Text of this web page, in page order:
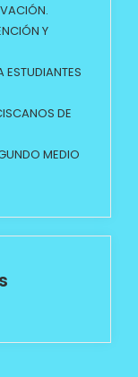
Y
DE
MEDIO